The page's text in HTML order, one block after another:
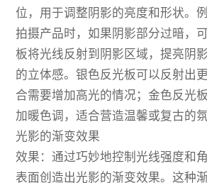
位，用于调整阴影的亮度和形状。
拍摄产品时，如果阴影部分过暗，
板将光线反射到阴影区域，提亮阴
的立体感。银色反光板可以反射出
合需要增加高光的情况；金色反光
加暖色调，适合营造温馨或复古的氛
光影的渐变效果
效果：通过巧妙地控制光线强度和
表面创造出光影的渐变效果。这种